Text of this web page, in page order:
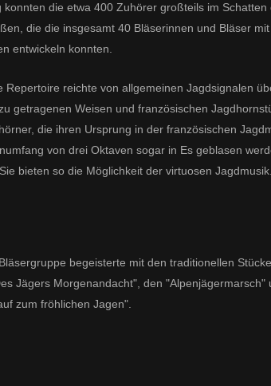
konnten die etwa 400 Zuhörer großteils im Schatten
die die insgesamt 40 Bläserinnen und Bläser
entwickeln konnten.
Repertoire reichte von allgemeinen Jagdsignalen
getragenen Weisen und französischen
die ihren Ursprung in der französischen
von drei Oktaven sogar in Es geblasen
bieten so die Möglichkeit der virtuosen Jagdmusik.
begeisterte mit den traditionellen
Jägers Morgenandacht", den "Alpenjägermarsch"
zum fröhlichen Jagen".